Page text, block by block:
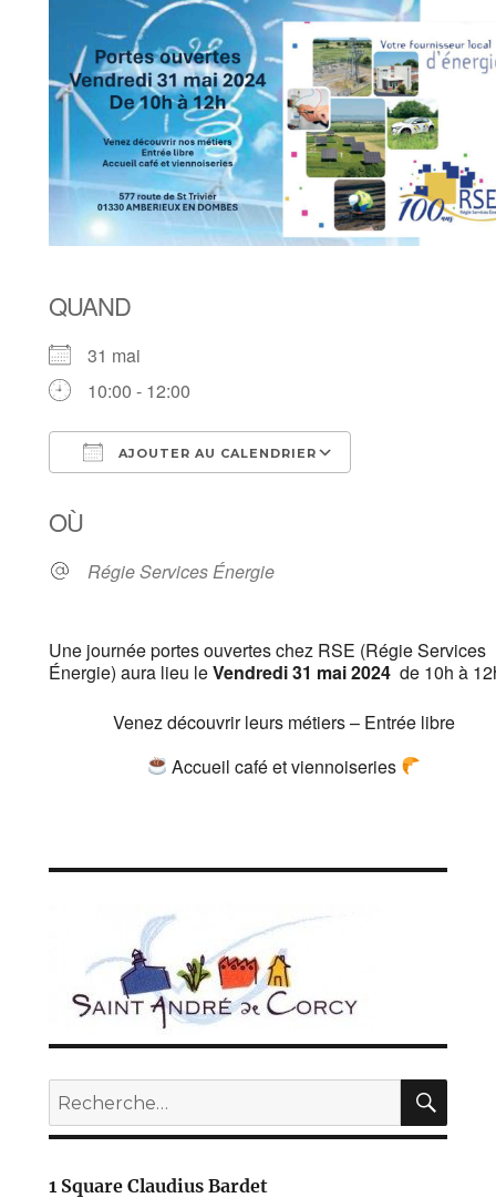
QUAND
31 mai
10:00 - 12:00
AJOUTER AU CALENDRIER
OÙ
Régie Services Énergie
Une journée portes ouvertes chez RSE (Régie Services
Énergie) aura lieu leVendredi 31 mai 2024 de 10h à
Venez découvrir leurs métiers – Entrée libre
Accueil café et viennoiseries
Recherche
pour :
1 Square Claudius Bardet